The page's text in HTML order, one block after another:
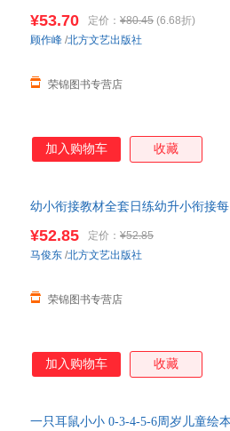
¥53.70 定价： ¥80.45 (6.68折)
荣锦图书专营店
顾作峰 /北方文艺出版社
加入购物车 收藏
幼小衔接教材全套日练幼升小衔接
¥52.85 定价： ¥52.85
荣锦图书专营店
马俊东 /北方文艺出版社
加入购物车 收藏
一只耳鼠小小 0-3-4-5-6周岁儿童绘